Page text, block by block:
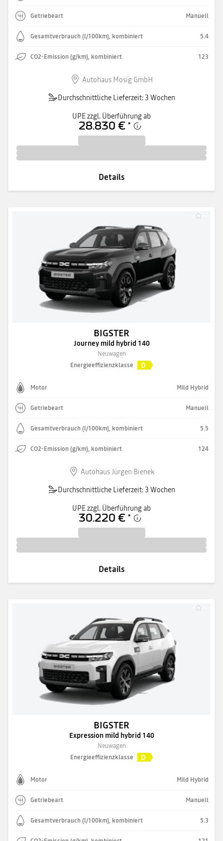
Getriebeart Manuell
Gesamtverbrauch (l/100km), kombiniert 5.4
CO2-Emission (g/km), kombiniert 123
Autohaus Mosig GmbH
Durchschnittliche Lieferzeit: 3 Wochen
UPE zzgl. Überführung ab
28.830 € *
Details
BIGSTER
Journey mild hybrid 140
Neuwagen
Energieeffizienzklasse
D
Motor Mild Hybrid
Getriebeart Manuell
Gesamtverbrauch (l/100km), kombiniert 5.5
CO2-Emission (g/km), kombiniert 124
Autohaus Jürgen Bienek
Durchschnittliche Lieferzeit: 3 Wochen
UPE zzgl. Überführung ab
30.220 € *
Details
BIGSTER
Expression mild hybrid 140
Neuwagen
Energieeffizienzklasse
D
Motor Mild Hybrid
Getriebeart Manuell
Gesamtverbrauch (l/100km), kombiniert 5.3